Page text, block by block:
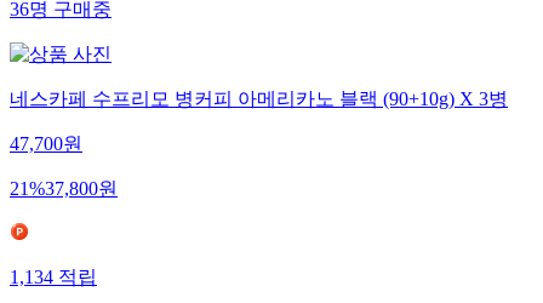
36명구매중
네스카페 수프리모 병커피 아메리카노 블랙 (90+10g) X 3병
47,700원
21%37,800원
1,134적립